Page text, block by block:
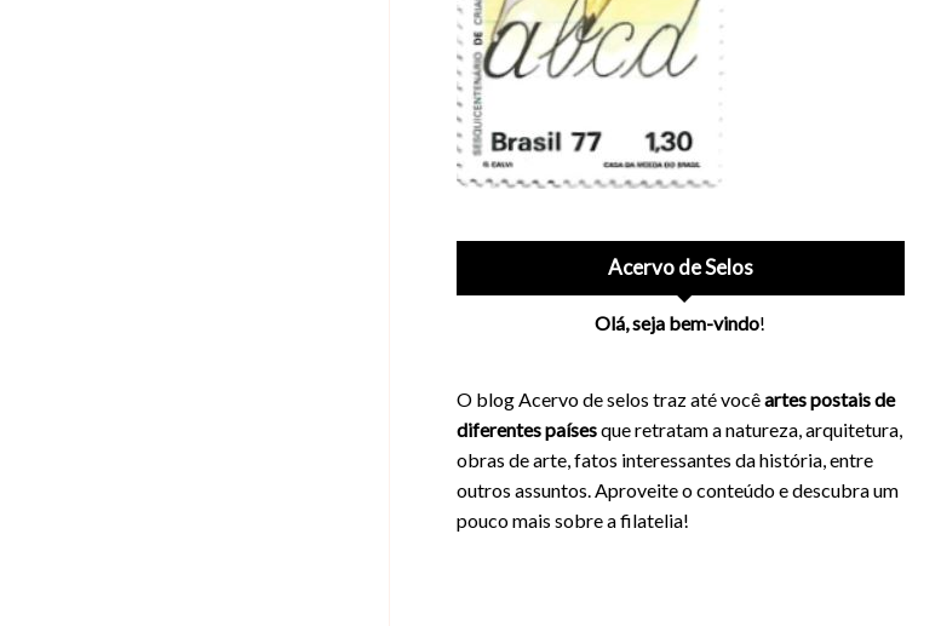
Acervo de Selos
Olá, seja bem-vindo!
O blog Acervo de selos traz até vocêartes postais de
diferentes paísesque retratam a natureza, arquitetura,
obras de arte, fatos interessantes da história, entre
outros assuntos. Aproveite o conteúdo e descubra um
pouco mais sobre a filatelia!